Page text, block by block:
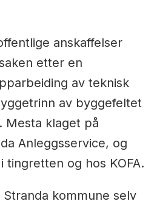
anskaffelser
etter en
av teknisk
av byggefeltet
Mesta klaget på
Anleggsservice, og
tingretten og hos KOFA.
kommune selv